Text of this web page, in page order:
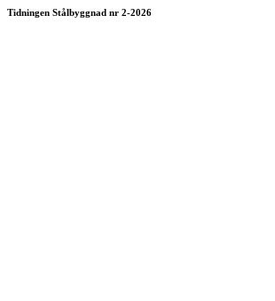
Tidningen Stålbyggnad nr 2-2026